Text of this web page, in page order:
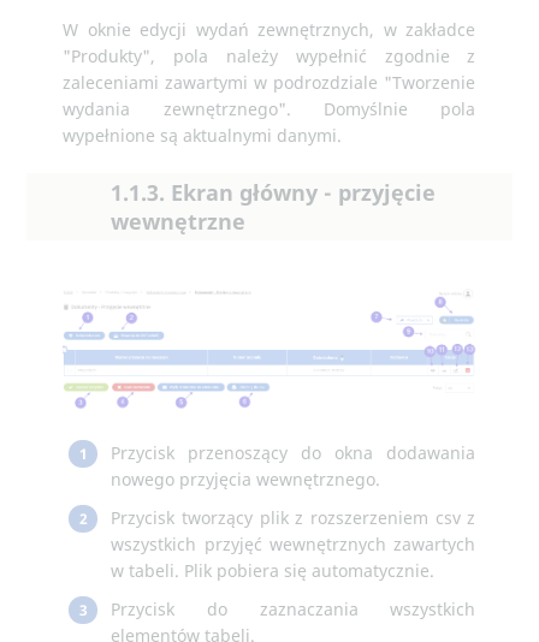
W oknie edycji wydań zewnętrznych, w zakładce
"Produkty", pola należy wypełnić zgodnie z
zaleceniami zawartymi w podrozdziale "Tworzenie
wydania zewnętrznego". Domyślnie pola
wypełnione są aktualnymi danymi.
1.1.3. Ekran główny - przyjęcie
wewnętrzne
1
Przycisk przenoszący do okna dodawania
nowego przyjęcia wewnętrznego.
2
Przycisk tworzący plik z rozszerzeniem csv z
wszystkich przyjęć wewnętrznych zawartych
w tabeli. Plik pobiera się automatycznie.
3
Przycisk do zaznaczania wszystkich
elementów tabeli.